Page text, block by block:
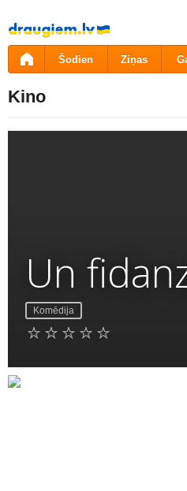
Pāriet
uz
saturu
Šodien Ziņas
Kino
Un
Komēdija